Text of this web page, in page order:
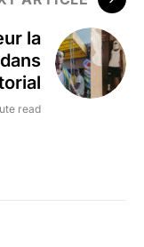
la
read